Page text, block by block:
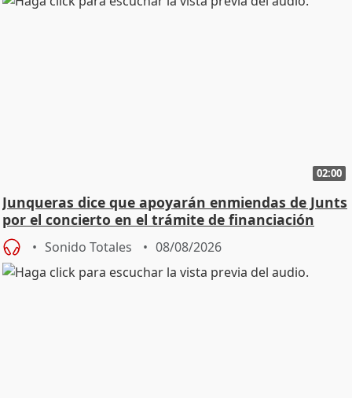
02:00
Junqueras dice que apoyarán enmiendas de Junts
por el concierto en el trámite de financiación
Sonido Totales 08/08/2026